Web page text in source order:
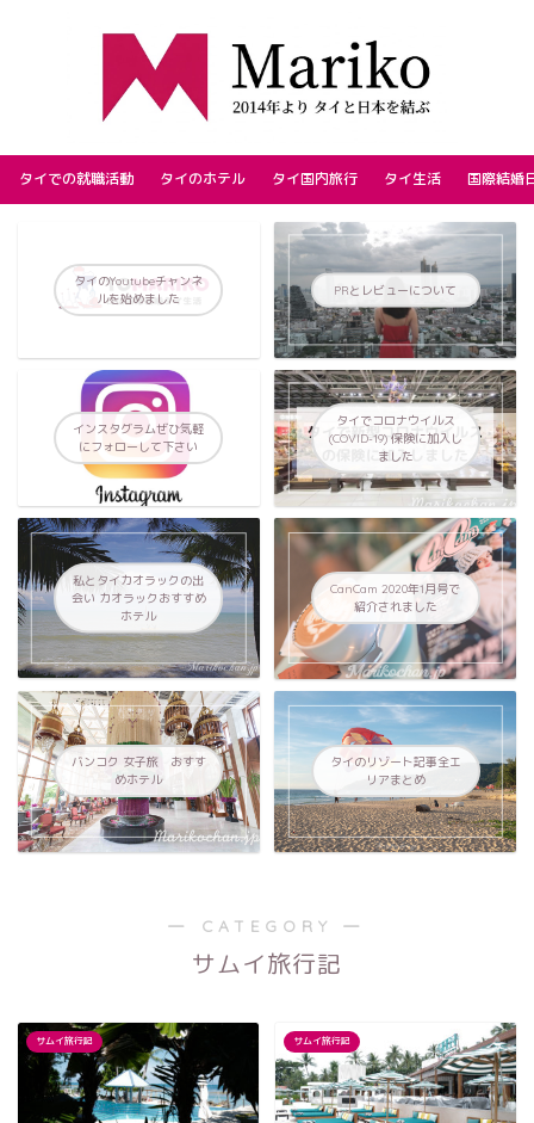
タイでの就職活動 タイのホテル タイ国内旅行 タイ生活 国際結婚
タイのYoutubeチャンネ
ルを始めました
PRとレビューについて
インスタグラムぜひ気軽
にフォローして下さい
タイでコロナウイルス
(COVID-19) 保険に加入し
ました
私とタイカオラックの出
会い カオラックおすすめ
ホテル
CanCam 2020年1月号で
紹介されました
バンコク 女子旅 おすす
めホテル
タイのリゾート記事全エ
リアまとめ
― CATEGORY ―
サムイ旅行記
サムイ旅行記 サムイ旅行記